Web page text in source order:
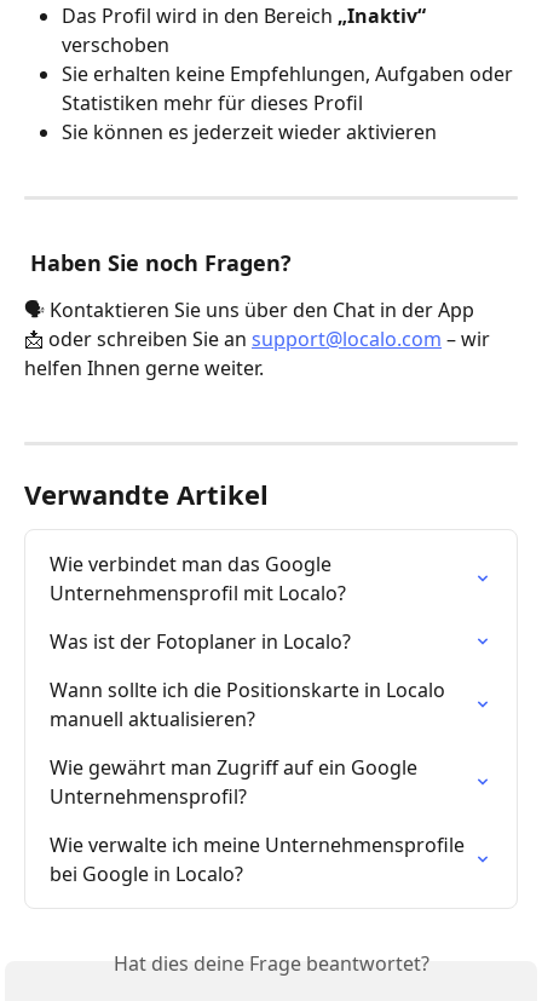
Das Profil wird in den Bereich „Inaktiv“
verschoben
Sie erhalten keine Empfehlungen, Aufgaben oder
Statistiken mehr für dieses Profil
Sie können es jederzeit wieder aktivieren
Haben Sie noch Fragen?
🗣️ Kontaktieren Sie uns über den Chat in der App
📩 oder schreiben Sie an support@localo.com – wir
helfen Ihnen gerne weiter.
Verwandte Artikel
Wie verbindet man das Google
Unternehmensprofil mit Localo?
Was ist der Fotoplaner in Localo?
Wann sollte ich die Positionskarte in Localo
manuell aktualisieren?
Wie gewährt man Zugriff auf ein Google
Unternehmensprofil?
Wie verwalte ich meine Unternehmensprofile
bei Google in Localo?
Hat dies deine Frage beantwortet?